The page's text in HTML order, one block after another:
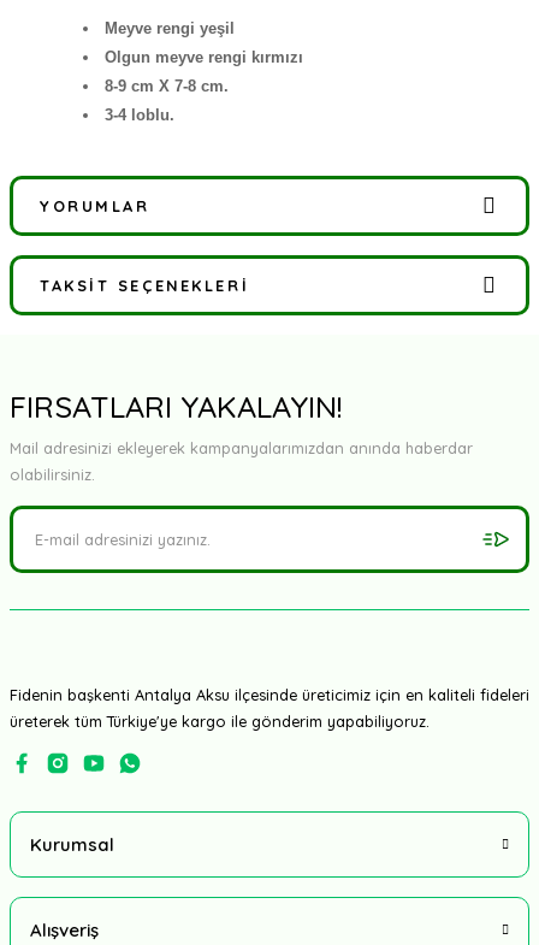
Meyve rengi yeşil
Olgun meyve rengi kırmızı
8-9 cm X 7-8 cm.
3-4 loblu.
YORUMLAR
Bu ürüne ilk yorumu siz yapın!
TAKSIT SEÇENEKLERI
FIRSATLARI YAKALAYIN!
Mail adresinizi ekleyerek kampanyalarımızdan anında haberdar
olabilirsiniz.
Fidenin başkenti Antalya Aksu ilçesinde üreticimiz için en kaliteli fideleri
üreterek tüm Türkiye'ye kargo ile gönderim yapabiliyoruz.
Kurumsal
Alışveriş